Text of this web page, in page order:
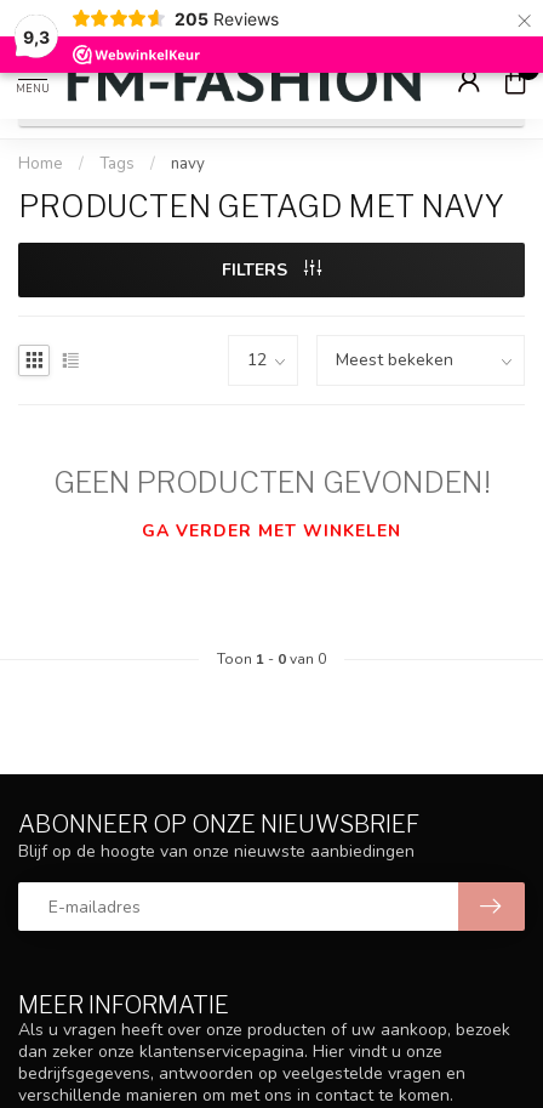
9,3
205 Reviews ×
Betaal achteraf metKlarna Gratis
MENU
0
Home / Tags / navy
PRODUCTEN GETAGD MET NAVY
FILTERS
GEEN PRODUCTEN GEVONDEN!
GA VERDER MET WINKELEN
Toon 1 - 0van 0
MEER INFORMATIE
Als u vragen heeft over onze producten of uw aankoop, bezoek
dan zeker onze klantenservicepagina. Hier vindt u onze
bedrijfsgegevens, antwoorden op veelgestelde vragen en
verschillende manieren om met ons in contact te komen.
ABONNEER OP ONZE NIEUWSBRIEF
Blijf op de hoogte van onze nieuwste aanbiedingen